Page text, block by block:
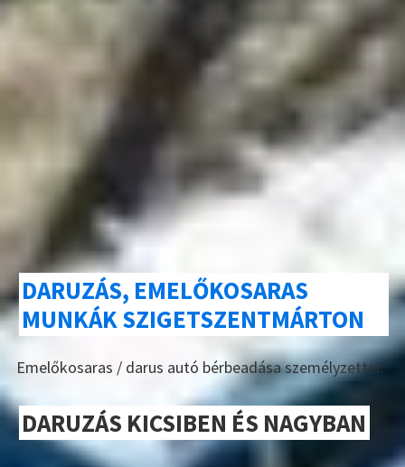
DARUZÁS, EMELŐKOSARAS
MUNKÁK SZIGETSZENTMÁRTON
Emelőkosaras / darus autó bérbeadása személyzettel.
DARUZÁS KICSIBEN ÉS NAGYBAN